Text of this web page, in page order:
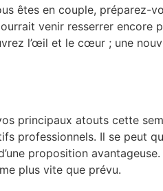
êtes en couple, préparez-
venir resserrer encore
l’œil et le cœur ; une
principaux atouts cette
professionnels. Il se peut
proposition
plus vite que prévu.